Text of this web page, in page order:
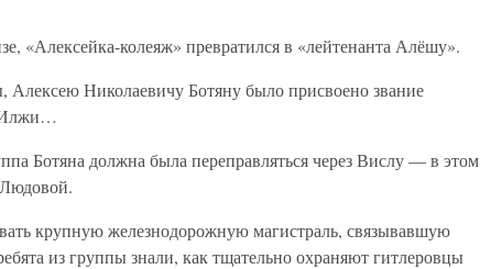
«Алексейка-колеяж» превратился в «лейтенанта Алёшу».
Алексею Николаевичу Ботяну было присвоено звание
Илжи…
Ботяна должна была переправляться через Вислу — в этом
крупную железнодорожную магистраль, связывавшую
из группы знали, как тщательно охраняют гитлеровцы